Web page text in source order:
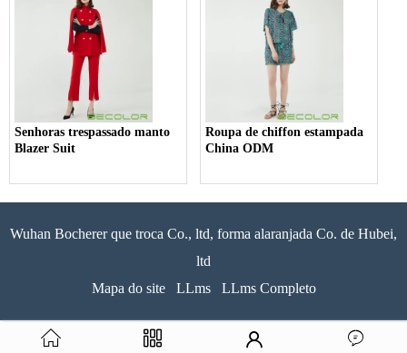
Senhoras trespassado manto
Blazer Suit
Roupa de chiffon estampada
China ODM
Wuhan Bocherer que troca Co., ltd, forma alaranjada Co. de Hubei,
ltd
Mapa do site
LLms LLms Completo